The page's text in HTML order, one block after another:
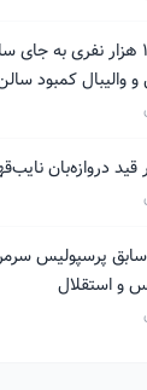
والیبال کمبود
قید دروازه‌بان
سابق پرسپولیس
و استقلال